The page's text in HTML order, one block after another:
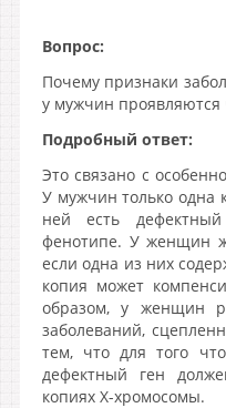
Вопрос:
Почему признаки
у мужчин
Подробный ответ:
Это связано с
У мужчин только одна
ней есть
фенотипе. У женщин
если одна из них
копия может
образом, у женщин
заболеваний,
тем, что для того
дефектный ген
копиях X-хромосомы.